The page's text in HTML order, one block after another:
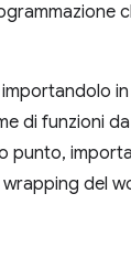
di funzioni
punto,
del